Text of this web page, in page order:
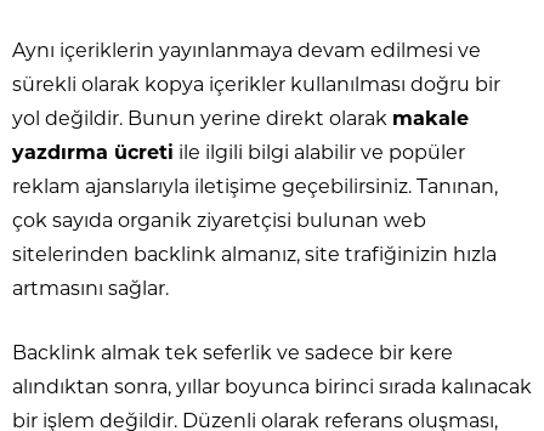
Aynı içeriklerin yayınlanmaya devam edilmesi ve
sürekli olarak kopya içerikler kullanılması doğru bir
yol değildir. Bunun yerine direkt olarak makale
yazdırma ücreti ile ilgili bilgi alabilir ve popüler
reklam ajanslarıyla iletişime geçebilirsiniz. Tanınan,
çok sayıda organik ziyaretçisi bulunan web
sitelerinden backlink almanız, site trafiğinizin hızla
artmasını sağlar.
Backlink almak tek seferlik ve sadece bir kere
alındıktan sonra, yıllar boyunca birinci sırada kalınacak
bir işlem değildir. Düzenli olarak referans oluşması,